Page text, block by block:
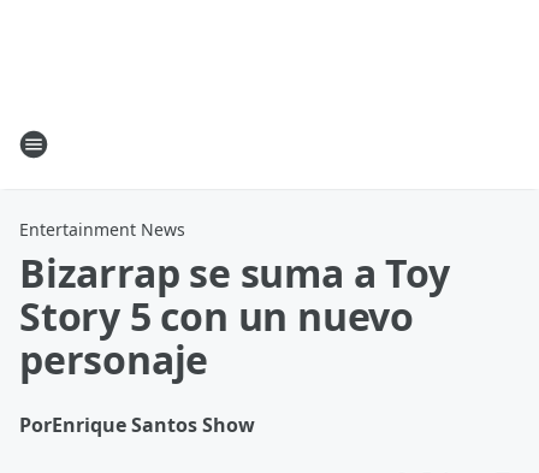
Entertainment News
Bizarrap se suma a Toy
Story 5 con un nuevo
personaje
PorEnrique Santos Show